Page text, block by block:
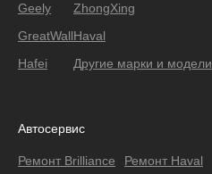
Geely
GreatWall
Hafei
ZhongXing
Haval
Другие марки и модели
Автосервис
Ремонт Brilliance
Ремонт Haval